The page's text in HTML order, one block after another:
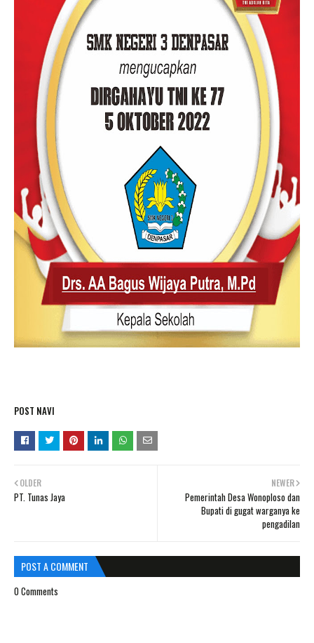
POST NAVI
NEWER
Pemerintah Desa Wonoploso dan
Bupati di gugat warganya ke
pengadilan
OLDER
PT. Tunas Jaya
POST A COMMENT
0 Comments